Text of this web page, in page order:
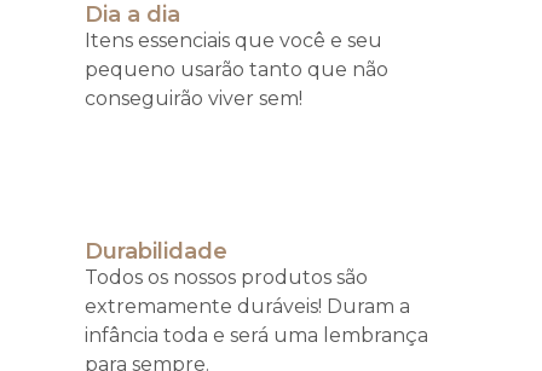
Dia a dia
Itens essenciais que você e seu
pequeno usarão tanto que não
conseguirão viver sem!
Durabilidade
Todos os nossos produtos são
extremamente duráveis! Duram a
infância toda e será uma lembrança
para sempre.